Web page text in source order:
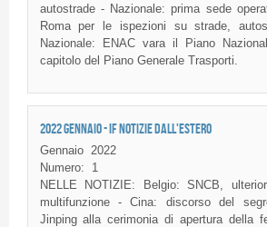
autostrade - Nazionale: prima sede
Roma per le ispezioni su strade,
Nazionale: ENAC vara il Piano
capitolo del Piano Generale Trasporti.
2022 GENNAIO - IF NOTIZIE DALL'ESTERO
Gennaio
2022
Numero:
1
NELLE NOTIZIE: Belgio: SNCB,
multifunzione - Cina: discorso del
Jinping alla cerimonia di apertura della